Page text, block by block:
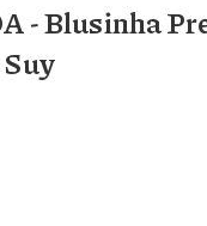
- Blusinha